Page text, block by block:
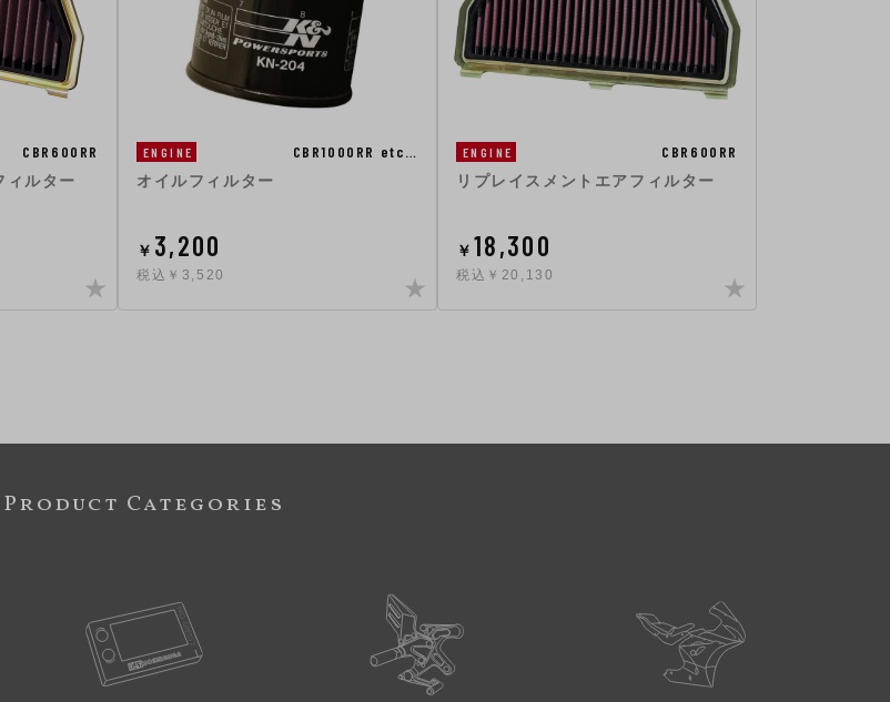
CBR600RR
ィルター
ENGINE CBR1000RR etc…
オイルフィルター
￥ 3,200
税込￥3,520
ENGINE CBR600RR
リプレイスメントエアフィルター
￥ 18,300
税込￥20,130
Product Categories